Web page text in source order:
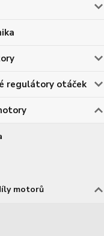
regulátory otáček
motorů